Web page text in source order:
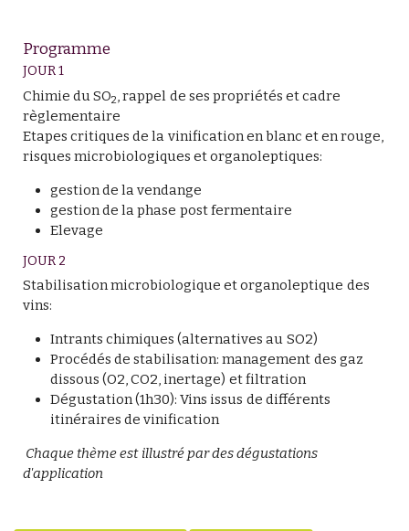
Programme
JOUR 1
Chimie du SO2, rappel de ses propriétés et cadre
règlementaire
Etapes critiques de la vinification en blanc et en rouge,
risques microbiologiques et organoleptiques:
gestion de la vendange
gestion de la phase post fermentaire
Elevage
JOUR 2
Stabilisation microbiologique et organoleptique des
vins:
Intrants chimiques (alternatives au SO2)
Procédés de stabilisation: management des gaz
dissous (O2, CO2, inertage) et filtration
Dégustation (1h30): Vins issus de différents
itinéraires de vinification
Chaque thème est illustré par des dégustations
d'application